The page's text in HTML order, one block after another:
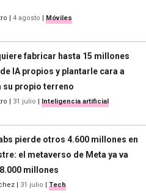
| 4 agosto | Móviles
fabricar hasta 15 millones
IA propios y plantarle cara a
su propio terreno
| 31 julio | Inteligencia artificial
pierde otros 4.600 millones en
el metaverso de Meta ya va
millones
| 31 julio | Tech